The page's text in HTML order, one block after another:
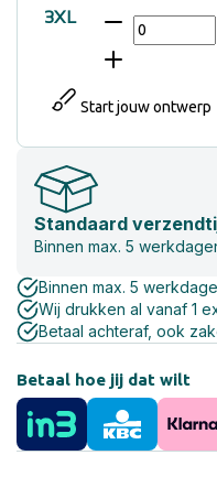
3XL
Start jouw ontwerp
Standaard
Binnen max. 5
Binnen max. 5
Wij drukken al vanaf 1
Betaal achteraf, ook
Betaal hoe jij dat wilt